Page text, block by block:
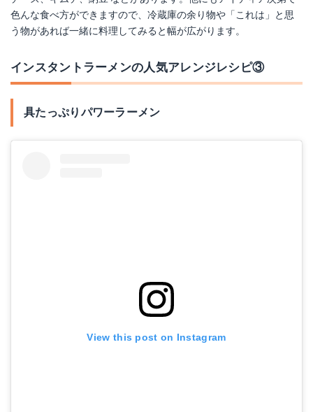
色んな食べ方ができますので、冷蔵庫の余り物や「これは」と思
う物があれば一緒に料理してみると幅が広がります。
インスタントラーメンの人気アレンジレシピ③
具たっぷりパワーラーメン
View this post on Instagram